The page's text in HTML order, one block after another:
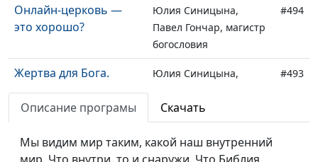
Онлайн-церковь —
это хорошо?
Юлия Синицына,
Павел Гончар, магистр
богословия
#494
Жертва для Бога.
Нужна ли она?
Юлия Синицына,
богословия
#493
Христиане и власть
Юлия Синицына,
Павел Гончар, магистр
Описание програмы Скачать
Мы видим мир таким, какой наш внутренний
мир. Что внутри, то и снаружи. Что Библия